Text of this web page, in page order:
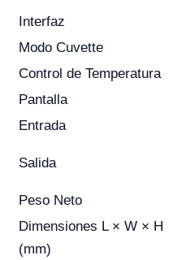
Interfaz
Modo Cuvette
Control de Temperatura
Pantalla
Entrada
Salida
Peso Neto
Dimensiones L × W × H
(mm)